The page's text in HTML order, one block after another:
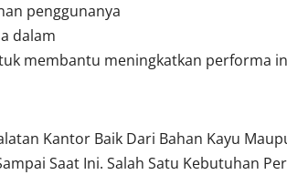
penggunanya
dalam
membantu meningkatkan performa
Kantor Baik Dari Bahan Kayu
Saat Ini. Salah Satu Kebutuhan